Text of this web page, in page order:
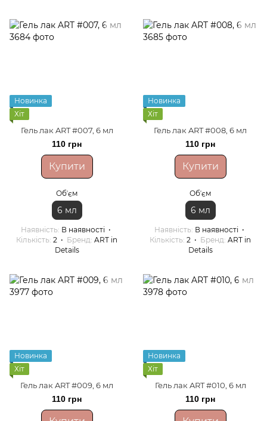
Новинка
Хіт
Гель лак ART #007, 6 мл
110 грн
Купити
Обʼєм
6 мл
Наявність В наявності
Кількість 2 Бренд ART in
Details
Новинка
Хіт
Гель лак ART #008, 6 мл
110 грн
Купити
Обʼєм
6 мл
Наявність В наявності
Кількість 2 Бренд ART in
Details
Новинка
Хіт
Гель лак ART #009, 6 мл
110 грн
Новинка
Хіт
Гель лак ART #010, 6 мл
110 грн